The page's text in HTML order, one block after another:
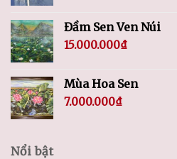
Đầm Sen Ven Núi
15.000.000₫
Mùa Hoa Sen
7.000.000₫
Nổi bật